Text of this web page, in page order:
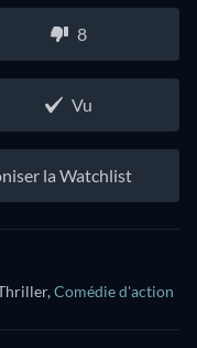
8
Vu
la Watchlist
,Comédie d'action